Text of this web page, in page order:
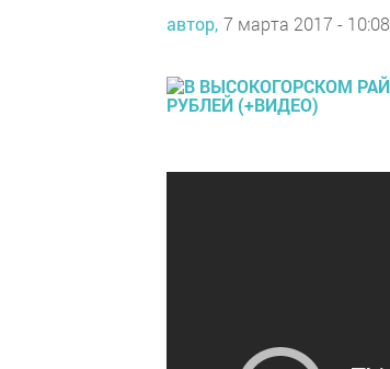
автор, 7 марта 2017 - 10:08